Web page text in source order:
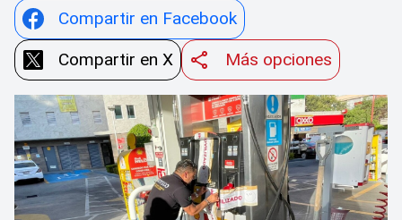
Compartir en Facebook
Compartir en X
Más opciones